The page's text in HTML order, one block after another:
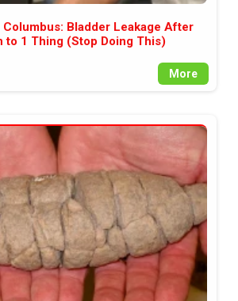
Bladder Leakage After
to 1 Thing (Stop Doing This)
More